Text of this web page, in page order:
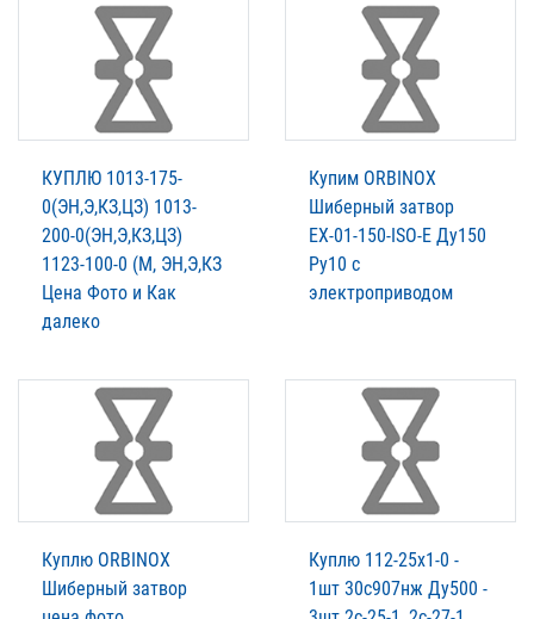
КУПЛЮ 1013-175-
0(ЭН,Э,КЗ,ЦЗ) 1013-
200-0(ЭН,Э,КЗ,ЦЗ)
1123-100-0 (М, ЭН,Э,КЗ
Цена Фото и Как
далеко
Купим ORBINOX
Шиберный затвор
ЕХ-01-150-ISO-E Ду150
Ру10 с
электроприводом
Куплю ORBINOX
Шиберный затвор
Куплю 112-25х1-0 -
1шт 30с907нж Ду500 -